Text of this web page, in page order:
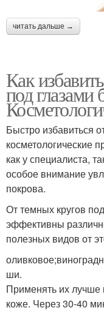
читать дальше →
Как
под глазами
Быстро избавиться
косметологические
как у специалиста,
особое внимание
покрова.
От темных кругов
эффективны
полезных видов от
ши.
Применять их лучше
коже. Через 30-40